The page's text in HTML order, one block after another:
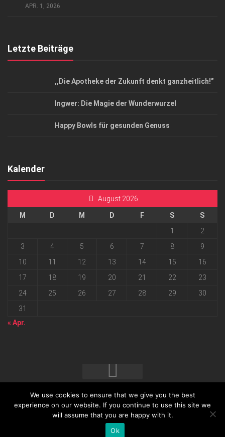
Top Magazin Dresden / Ostsachsen
APR. 1, 2026
Letzte Beiträge
,,Die Apotheke der Zukunft denkt ganzheitlich!”
Ingwer: Die Magie der Wunderwurzel
Happy Bowls für gesunden Genuss
Kalender
August 2026
M D M D F S
S
1
2
3
4 5 6 7 8
9
10
11 12 13 14 15
16
17
18 19 20 21 22
23
24
25 26 27 28 29
30
31
« Apr.
2026 progressmedia Verlag & Werbeagentur GmbH • Bautzner
Landstraße 62 • 01324 Dresden
We use cookies to ensure that we give you the best
experience on our website. If you continue to use this site we
will assume that you are happy with it.
Ok